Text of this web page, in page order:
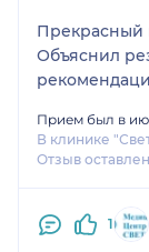
Прекрасный
Объяснил
Прием был в
В клинике
Отзыв
1